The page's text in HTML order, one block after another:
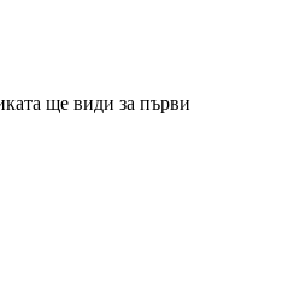
ще види за първи